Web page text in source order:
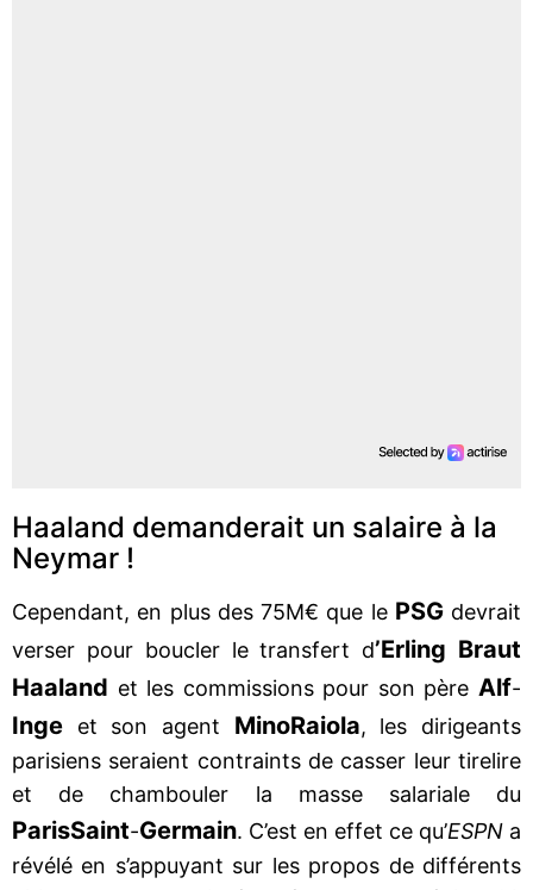
Haaland demanderait un salaire à la
Neymar !
Cependant, en plus des 75M€ que le PSGdevrait
verser pour boucler le transfert d’Erling Braut
Haaland et les commissions pour son père Alf-
Inge et son agent MinoRaiola, les dirigeants
parisiens seraient contraints de casser leur tirelire
et de chambouler la masse salariale du
ParisSaint-Germain. C’est en effet ce qu’ESPN a
révélé en s’appuyant sur les propos de différents